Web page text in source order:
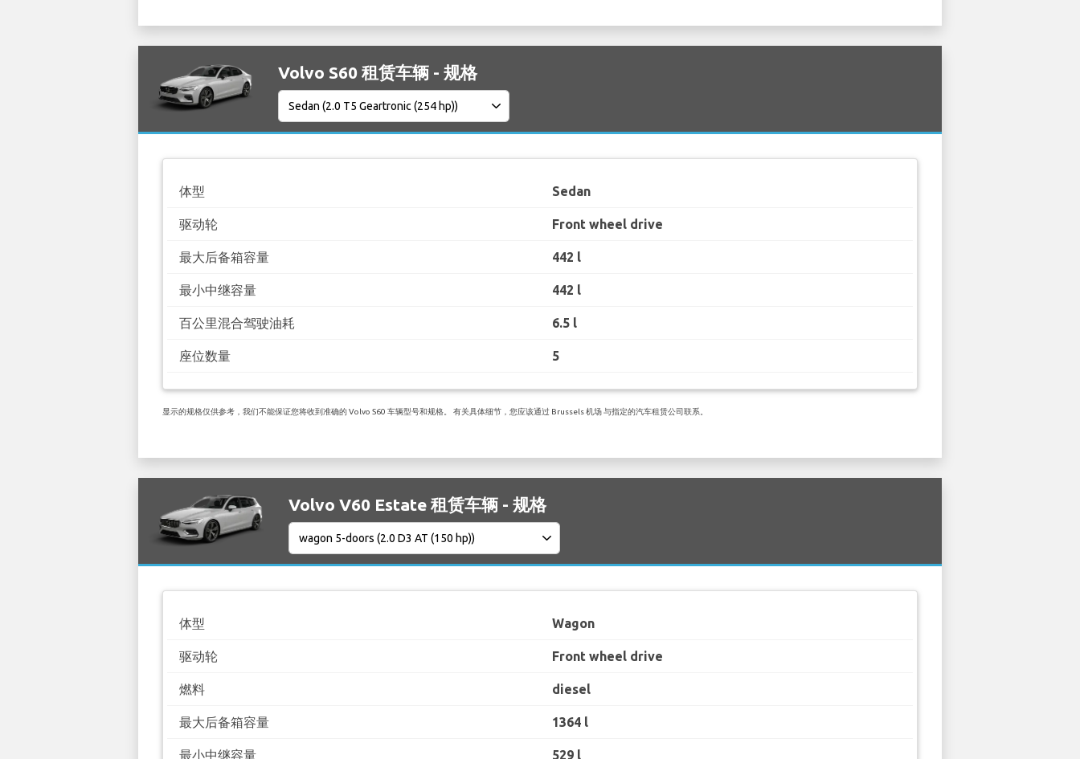
Volvo S60 租赁车辆 - 规格
体型 Sedan
驱动轮 Front wheel drive
最大后备箱容量 442 l
最小中继容量 442 l
百公里混合驾驶油耗 6.5 l
座位数量 5
显示的规格仅供参考，我们不能保证您将收到准确的 Volvo S60 车辆型号和规格。 有关具体细节，您应该通过 Brussels 机场 与指定的汽车租赁公司联系。
Volvo V60 Estate 租赁车辆 - 规格
体型 Wagon
驱动轮 Front wheel drive
燃料 diesel
最大后备箱容量 1364 l
最小中继容量 529 l